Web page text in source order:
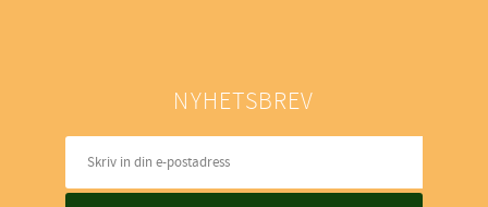
NYHETSBREV